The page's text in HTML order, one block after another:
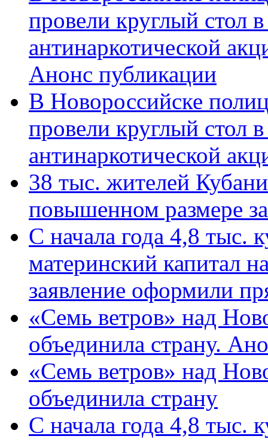
провели круглый стол
антинаркотической
Анонс публикации
В Новороссийске
провели круглый стол
антинаркотической
38 тыс. жителей
повышенном размере
С начала года 4,8 тыс.
материнский капитал
заявление оформили
«Семь ветров» над
объединила страну.
«Семь ветров» над
объединила страну
С начала года 4,8 тыс.